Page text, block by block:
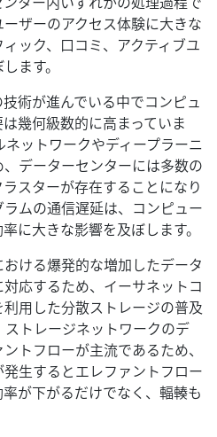
ザーのアクセス体験に大きな
ック、口コミ、アクティブユ
ます。
術が進んでいる中でコンピュ
幾何級数的に高まっていま
ットワークやディープラーニ
データーセンターには多数の
スターが存在することになり
ムの通信遅延は、コンピュー
に大きな影響を及ぼします。
ける爆発的な増加したデータ
応するため、イーサネットコ
用した分散ストレージの普及
トレージネットワークのデ
トフローが主流であるため、
生するとエレファントフロー
が下がるだけでなく、輻輳も